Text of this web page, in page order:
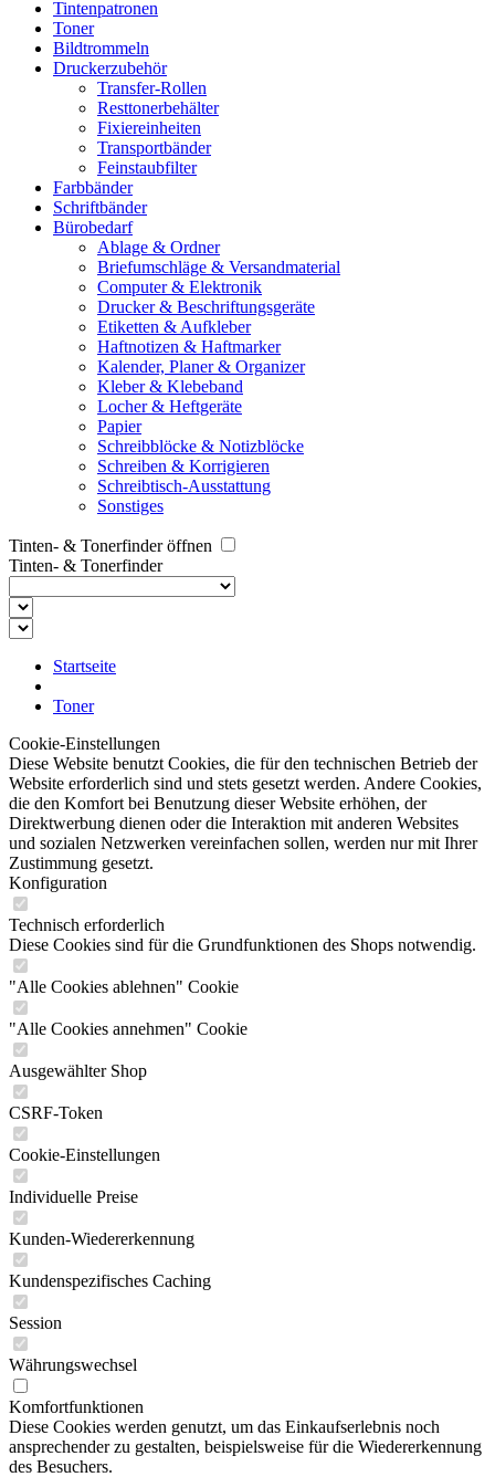
Tintenpatronen
Toner
Bildtrommeln
Druckerzubehör
Transfer-Rollen
Resttonerbehälter
Fixiereinheiten
Transportbänder
Feinstaubfilter
Farbbänder
Schriftbänder
Bürobedarf
Ablage & Ordner
Briefumschläge & Versandmaterial
Computer & Elektronik
Drucker & Beschriftungsgeräte
Etiketten & Aufkleber
Haftnotizen & Haftmarker
Kalender, Planer & Organizer
Kleber & Klebeband
Locher & Heftgeräte
Papier
Schreibblöcke & Notizblöcke
Schreiben & Korrigieren
Schreibtisch-Ausstattung
Sonstiges
Tinten- & Tonerfinder öffnen
Tinten- & Tonerfinder
Startseite
Toner
Cookie-Einstellungen
Diese Website benutzt Cookies, die für den technischen Betrieb der
Website erforderlich sind und stets gesetzt werden. Andere Cookies,
die den Komfort bei Benutzung dieser Website erhöhen, der
Direktwerbung dienen oder die Interaktion mit anderen Websites
und sozialen Netzwerken vereinfachen sollen, werden nur mit Ihrer
Zustimmung gesetzt.
Konfiguration
Technisch erforderlich
Diese Cookies sind für die Grundfunktionen des Shops notwendig.
"Alle Cookies ablehnen" Cookie
"Alle Cookies annehmen" Cookie
Ausgewählter Shop
CSRF-Token
Cookie-Einstellungen
Individuelle Preise
Kunden-Wiedererkennung
Kundenspezifisches Caching
Session
Währungswechsel
Komfortfunktionen
Diese Cookies werden genutzt, um das Einkaufserlebnis noch
ansprechender zu gestalten, beispielsweise für die Wiedererkennung
des Besuchers.